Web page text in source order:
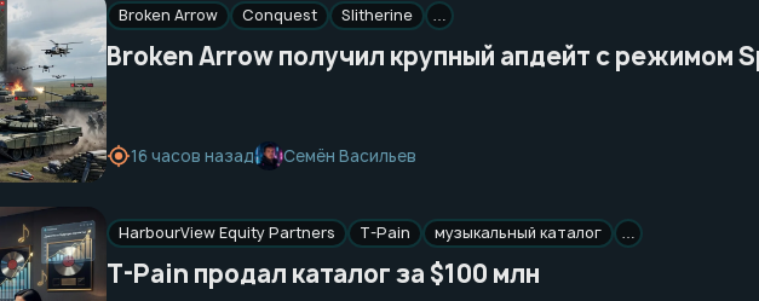
Broken Arrow Conquest Slitherine …
Broken Arrow получил крупный апдейт с режимом
16 часов назад Семён Васильев
HarbourView Equity Partners T-Pain музыкальный каталог …
T-Pain продал каталог за $100 млн